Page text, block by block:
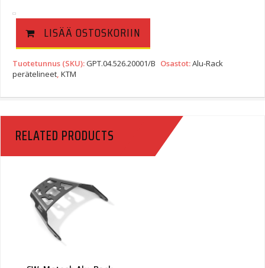
LISÄÄ OSTOSKORIIN
Tuotetunnus (SKU):GPT.04.526.20001/B Osastot:Alu-Rack
perätelineet KTM
RELATED PRODUCTS